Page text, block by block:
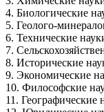
4. Биологические
5. Геолого-
6. Технические
7.
8. Исторические
9. Экономические
10. Философские
11. Географические